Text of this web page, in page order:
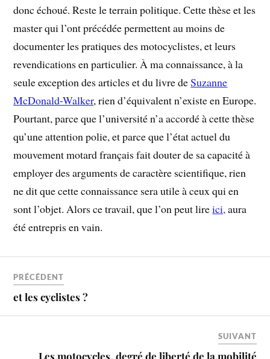
donc échoué. Reste le terrain politique. Cette thèse et les
master qui l’ont précédée permettent au moins de
documenter les pratiques des motocyclistes, et leurs
revendications en particulier. À ma connaissance, à la
seule exception des articles et du livre deSuzanne
McDonald-Walker, rien d’équivalent n’existe en Europe.
Pourtant, parce que l’université n’a accordé à cette thèse
qu’une attention polie, et parce que l’état actuel du
mouvement motard français fait douter de sa capacité à
employer des arguments de caractère scientifique, rien
ne dit que cette connaissance sera utile à ceux qui en
sont l’objet. Alors ce travail, que l’on peut lireici,aura
été entrepris en vain.
PRÉCÉDENT
et les cyclistes ?
SUIVANT
Les motocycles, degré de liberté de la mobilité